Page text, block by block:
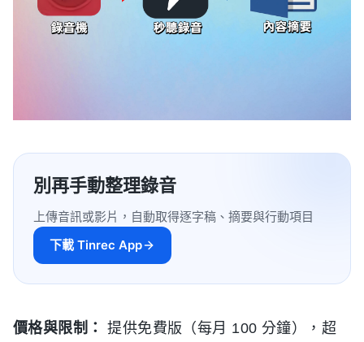
別再手動整理錄音
上傳音訊或影片，自動取得逐字稿、摘要與行動項目
下載 Tinrec App
價格與限制：
提供免費版（每月 100 分鐘），超